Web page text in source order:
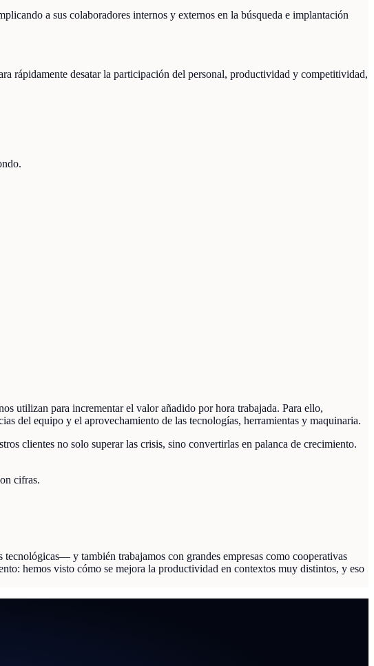
a sus colaboradores internos y externos en la búsqueda e implantación
rápidamente desatar la participación del personal, productividad y competitividad,
utilizan para incrementar el valor añadido por hora trabajada. Para ello,
del equipo y el aprovechamiento de las tecnologías, herramientas y maquinaria.
clientes no solo superar las crisis, sino convertirlas en palanca de crecimiento.
cifras.
y también trabajamos con grandes empresas como cooperativas
hemos visto cómo se mejora la productividad en contextos muy distintos, y eso